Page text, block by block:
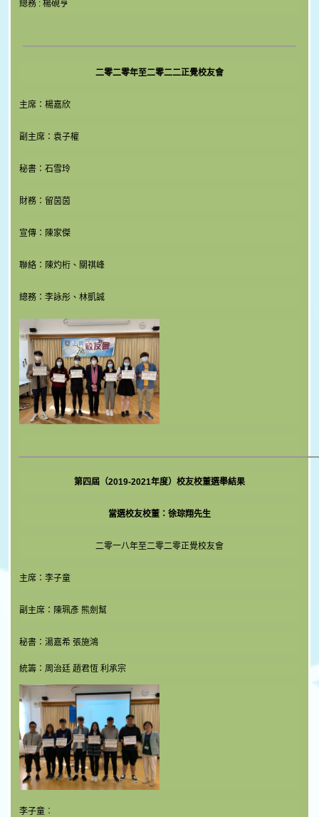
總務 : 楊硯亨
二零二零年至二零二二正覺校友會
主席：楊嘉欣
副主席：袁子權
秘書：石雪玲
財務：留茵茵
宣傳：陳家傑
聯絡：陳灼桁、關祺峰
總務：李詠彤、林凱誠
第四屆（2019-2021年度）校友校董選舉結果
當選校友校董：徐琮翔先生
二零一八年至二零二零正覺校友會
主席：李子童
副主席：陳珮彥 熊劍幫
秘書：湯嘉希 張施鴻
統籌：周治廷 趙君恆 利承宗
李子童︰